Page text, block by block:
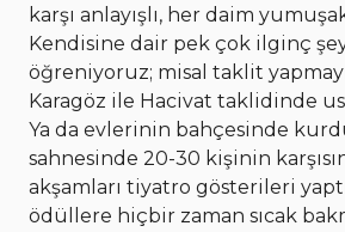
karşı anlayışlı, her daim
Kendisine dair pek çok ilginç
öğreniyoruz; misal taklit
Karagöz ile Hacivat taklidinde
Ya da evlerinin bahçesinde
sahnesinde 20-30 kişinin
akşamları tiyatro gösterileri
ödüllere hiçbir zaman sıcak